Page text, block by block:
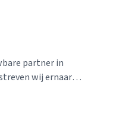
partner in
wij ernaar